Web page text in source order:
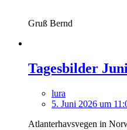
Gruß Bernd
Tagesbilder
lura
5. Juni 2026 um
Atlanterhavsvegen in